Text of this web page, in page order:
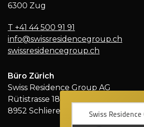
6300 Zug
T +41 44 500 91 91
info@swissresidencegroup.ch
swissresidencegroup.ch
Büro Zürich
Swiss Residence Group AG
Rütistrasse 18
8952 Schlieren